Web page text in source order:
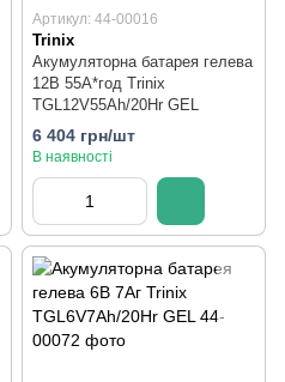
Артикул: 44-00016
Trinix
Акумуляторна батарея гелева
12В 55А*год Trinix
TGL12V55Ah/20Hr GEL
6 404 грн/шт
В наявності